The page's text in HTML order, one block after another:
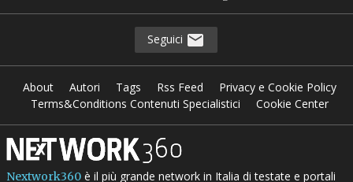
Seguici
About Autori Tags Rss Feed
Privacy e Cookie Policy
Terms&Conditions Contenuti Specialistici
Cookie Center
Nextwork360è il più grande network in Italia di testate e portali